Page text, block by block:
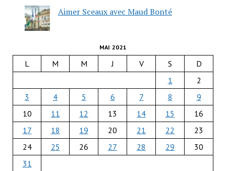
Aimer Sceaux avec Maud Bonté
MAI 2021
L M M J V S
D
1
2
3
4 5 6 7 8
9
10
11 12 13 14 15
16
17
18 19 20 21 22
23
24
25 26 27 28 29
30
31